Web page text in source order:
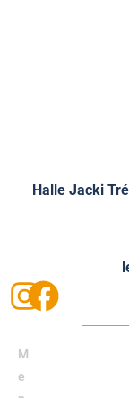
Halle Jacki
M
e